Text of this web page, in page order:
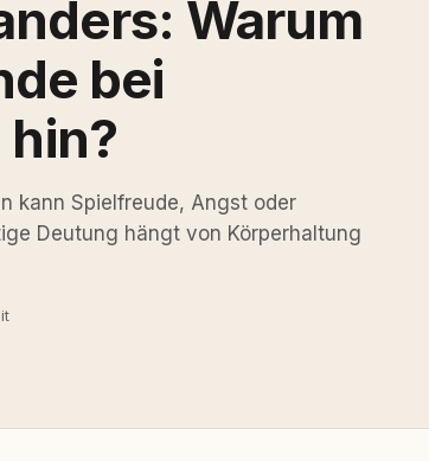
Warum
bei
kann Spielfreude, Angst oder
Deutung hängt von Körperhaltung